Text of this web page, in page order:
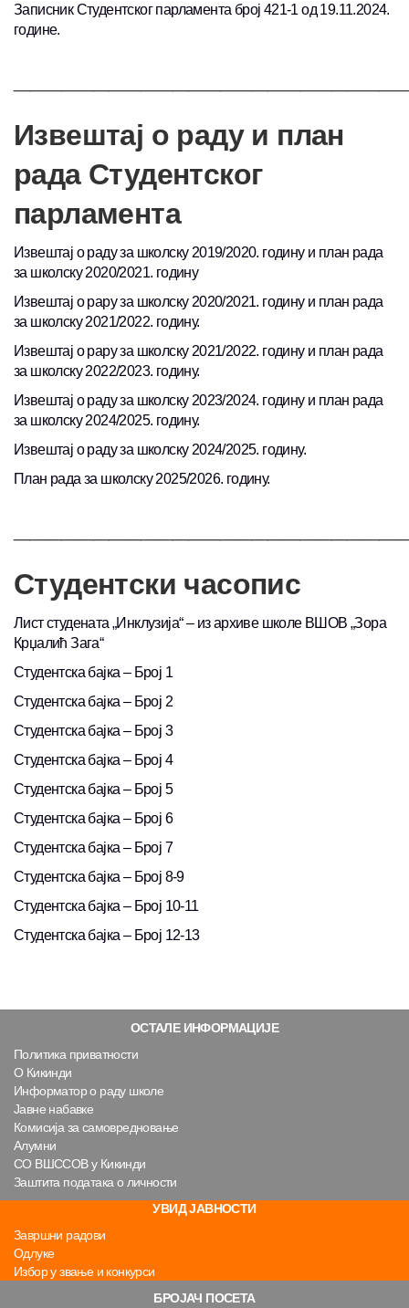
Записник Студентског парламента број 421-1 од 19.11.2024.
године.
Извештај о раду и план
рада Студентског
парламента
Извештај о раду за школску 2019/2020. годину и план рада
за школску 2020/2021. годину
Извештај о рару за школску 2020/2021. годину и план рада
за школску 2021/2022. годину.
Извештај о рару за школску 2021/2022. годину и план рада
за школску 2022/2023. годину.
Извештај о раду за школску 2023/2024. годину и план рада
за школску 2024/2025. годину.
Извештај о раду за школску 2024/2025. годину.
План рада за школску 2025/2026. годину.
Студентски часопис
Лист студената „Инклузија“ – из архиве школе ВШОВ „Зора
Крџалић Зага“
Студентска бајка – Број 1
Студентска бајка – Број 2
Студентска бајка – Број 3
Студентска бајка – Број 4
Студентска бајка – Број 5
Студентска бајка – Број 6
Студентска бајка – Број 7
Студентска бајка – Број 8-9
Студентска бајка – Број 10-11
Студентска бајка – Број 12-13
ОСТАЛЕ ИНФОРМАЦИЈЕ
Политика приватности
О Кикинди
Информатор о раду школе
Јавне набавке
Комисија за самовредновање
Алумни
СО ВШССОВ у Кикинди
Заштита података о личности
УВИД ЈАВНОСТИ
Завршни радови
Одлуке
Избор у звање и конкурси
БРОЈАЧ ПОСЕТА